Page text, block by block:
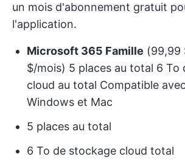
un mois d'abonnement gratuit
l'application.
Microsoft 365 Famille (99,99
$/mois) 5 places au total 6 To
cloud au total Compatible
Windows et Mac
5 places au total
6 To de stockage cloud total